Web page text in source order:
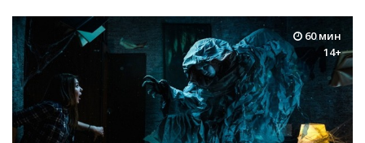
60 мин
14+